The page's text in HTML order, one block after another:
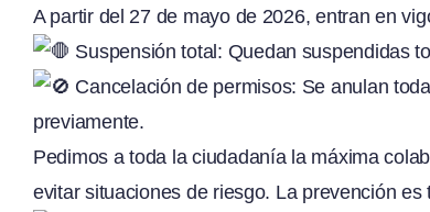
A partir del 27 de mayo de 2026, entran en
Suspensión total: Quedan suspendidas
Cancelación de permisos: Se anulan
previamente.
Pedimos a toda la ciudadanía la máxima
evitar situaciones de riesgo. La prevención es